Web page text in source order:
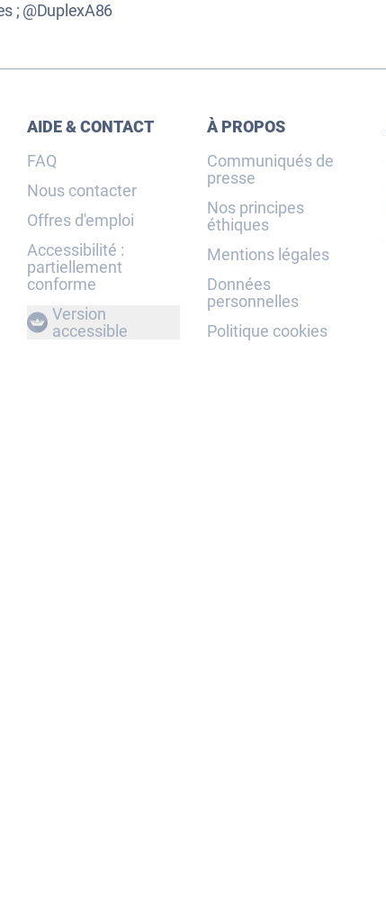
; @DuplexA86
AIDE & CONTACT
FAQ
Nous contacter
Offres d'emploi
Accessibilité :
partiellement
conforme
Version
accessible
À PROPOS
Communiqués de
presse
Nos principes
éthiques
Mentions légales
Données
personnelles
Politique cookies